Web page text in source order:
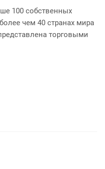
100 собственных
чем 40 странах мира
торговыми